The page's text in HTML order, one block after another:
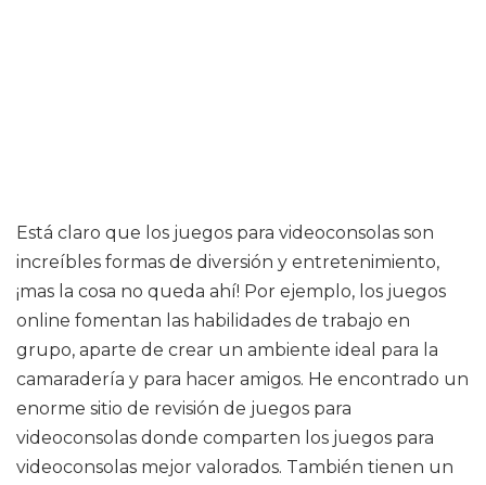
Está claro que los juegos para videoconsolas son
increíbles formas de diversión y entretenimiento,
¡mas la cosa no queda ahí! Por ejemplo, los juegos
online fomentan las habilidades de trabajo en
grupo, aparte de crear un ambiente ideal para la
camaradería y para hacer amigos. He encontrado un
enorme sitio de revisión de juegos para
videoconsolas donde comparten los juegos para
videoconsolas mejor valorados. También tienen un